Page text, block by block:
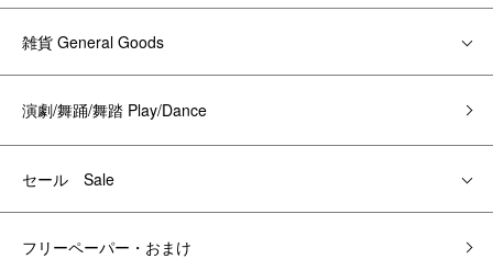
雑貨 General Goods
演劇/舞踊/舞踏 Play/Dance
セール Sale
フリーペーパー・おまけ